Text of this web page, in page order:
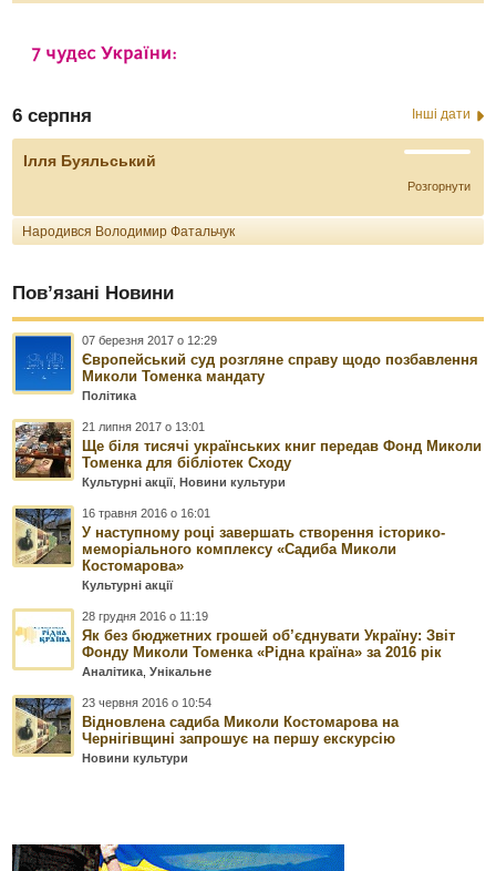
6 серпня Інші дати
Ілля Буяльський
Розгорнути
Народився Володимир Фатальчук
Пов’язані Новини
07 березня 2017 о 12:29
Європейський суд розгляне справу щодо позбавлення
Миколи Томенка мандату
Політика
21 липня 2017 о 13:01
Ще біля тисячі українських книг передав Фонд Миколи
Томенка для бібліотек Сходу
Культурні акції,Новини культури
16 травня 2016 о 16:01
У наступному році завершать створення історико-
меморіального комплексу «Садиба Миколи
Костомарова»
Культурні акції
28 грудня 2016 о 11:19
Як без бюджетних грошей об’єднувати Україну: Звіт
Фонду Миколи Томенка «Рідна країна» за 2016 рік
Аналітика ,Унікальне
23 червня 2016 о 10:54
Відновлена садиба Миколи Костомарова на
Чернігівщині запрошує на першу екскурсію
Новини культури